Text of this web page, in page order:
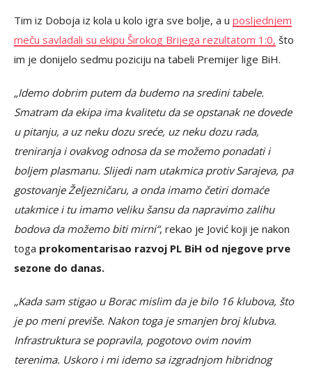
Tim iz Doboja iz kola u kolo igra sve bolje, a u posljednjem
meču savladali su ekipu Širokog Brijega rezultatom 1:0, što
im je donijelo sedmu poziciju na tabeli Premijer lige BiH.
„Idemo dobrim putem da budemo na sredini tabele.
Smatram da ekipa ima kvalitetu da se opstanak ne dovede
u pitanju, a uz neku dozu sreće, uz neku dozu rada,
treniranja i ovakvog odnosa da se možemo ponadati i
boljem plasmanu. Slijedi nam utakmica protiv Sarajeva, pa
gostovanje Željezničaru, a onda imamo četiri domaće
utakmice i tu imamo veliku šansu da napravimo zalihu
bodova da možemo biti mirni“, rekao je Jović koji je nakon
toga prokomentarisao razvoj PL BiH od njegove prve
sezone do danas.
„Kada sam stigao u Borac mislim da je bilo 16 klubova, što
je po meni previše. Nakon toga je smanjen broj klubva.
Infrastruktura se popravila, pogotovo ovim novim
terenima. Uskoro i mi idemo sa izgradnjom hibridnog